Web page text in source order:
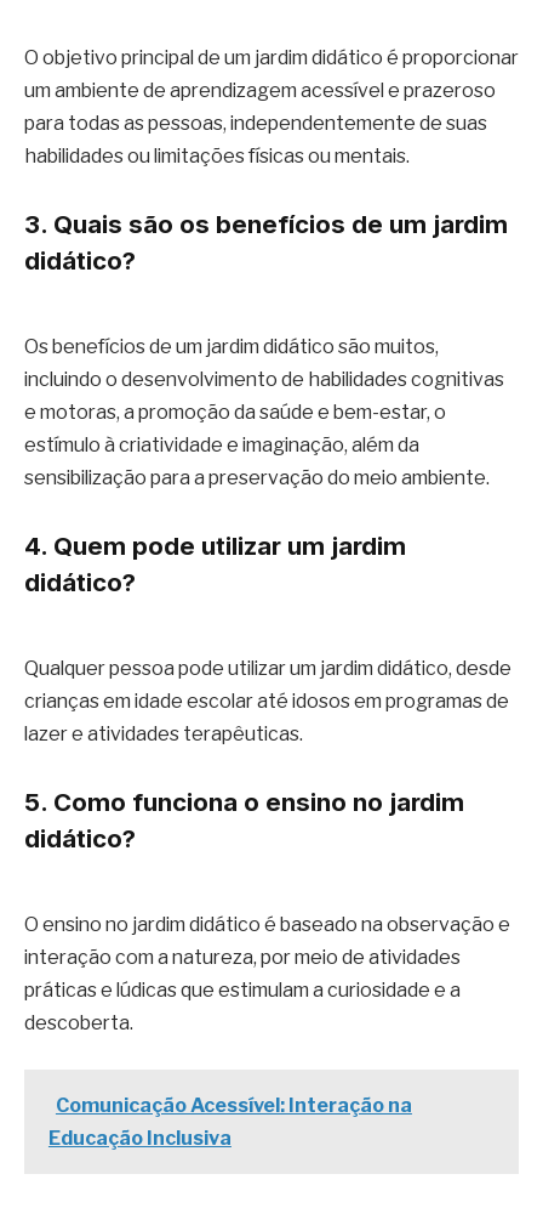
O objetivo principal de um jardim didático é proporcionar
um ambiente de aprendizagem acessível e prazeroso
para todas as pessoas, independentemente de suas
habilidades ou limitações físicas ou mentais.
3. Quais são os benefícios de um jardim
didático?
Os benefícios de um jardim didático são muitos,
incluindo o desenvolvimento de habilidades cognitivas
e motoras, a promoção da saúde e bem-estar, o
estímulo à criatividade e imaginação, além da
sensibilização para a preservação do meio ambiente.
4. Quem pode utilizar um jardim
didático?
Qualquer pessoa pode utilizar um jardim didático, desde
crianças em idade escolar até idosos em programas de
lazer e atividades terapêuticas.
5. Como funciona o ensino no jardim
didático?
O ensino no jardim didático é baseado na observação e
interação com a natureza, por meio de atividades
práticas e lúdicas que estimulam a curiosidade e a
descoberta.
Comunicação Acessível: Interação na
Educação Inclusiva